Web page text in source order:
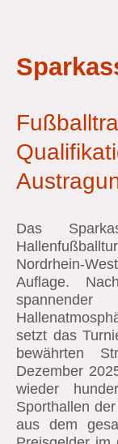
Das
Nordrhein-
Auflage.
setzt das
bewährten
Dezember
wieder
Sporthallen
aus dem